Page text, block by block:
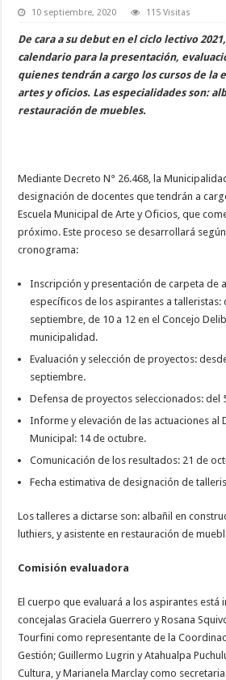
10 septiembre, 2020 115 Visitas
De cara a su debut en el ciclo lectivo
calendario para la presentación,
quienes tendrán a cargo los cursos de la
artes y oficios. Las especialidades son:
restauración de muebles.
Mediante Decreto N° 26.468, la
designación de docentes que tendrán a
Escuela Municipal de Arte y Oficios, que
próximo. Este proceso se desarrollará
cronograma:
Inscripción y presentación de carpeta de
específicos de los aspirantes a talleristas:
septiembre, de 10 a 12 en el Concejo
municipalidad.
Evaluación y selección de proyectos:
septiembre.
Defensa de proyectos seleccionados: del
Informe y elevación de las actuaciones al
Municipal: 14 de octubre.
Comunicación de los resultados: 21 de
Fecha estimativa de designación de
Los talleres a dictarse son: albañil en
luthiers, y asistente en restauración de
Comisión evaluadora
El cuerpo que evaluará a los aspirantes
concejalas Graciela Guerrero y Rosana
Tourfini como representante de la
Gestión; Guillermo Lugrin y Atahualpa
Cultura, y Marianela Marclay como